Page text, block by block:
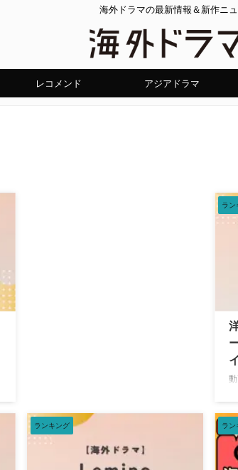
海外ドラマの最新情報＆新作ニ
レコメンド アジアドラマ
ラン
ランキング ラン